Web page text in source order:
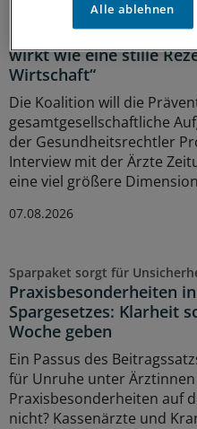
Präventionsoffensive
Gesundheitsrechtler
wirkt wie eine stille
Wirtschaft“
Die Koalition will die
gesamtgesellschaftliche
der Gesundheitsrechtler
Interview mit der Ärzte
eine viel größere
07.08.2026
Sparpaket sorgt für
Praxisbesonderheiten
Spargesetzes: Klarheit
Woche geben
Ein Passus des
für Unruhe unter
Praxisbesonderheiten auf
nicht? Kassenärzte und
Alle ablehnen